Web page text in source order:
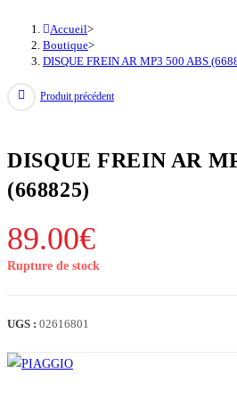
Accueil>
Boutique>
DISQUE FREIN AR MP3 500 ABS
Produit précédent
DISQUE FREIN AR
(668825)
89.00€
Rupture de stock
UGS : 02616801